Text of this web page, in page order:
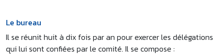
Le bureau
Il se réunit huit à dix fois par an pour exercer les délégations
qui lui sont confiées par le comité. Il se compose :